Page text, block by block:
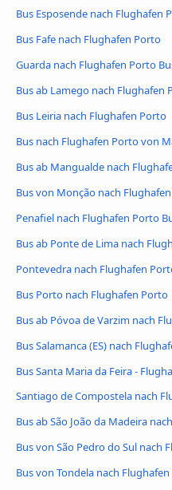
Bus Esposende nach Flughafen
Bus Fafe nach Flughafen Porto
Guarda nach Flughafen Porto
Bus ab Lamego nach Flughafen
Bus Leiria nach Flughafen Porto
Bus nach Flughafen Porto von
Bus ab Mangualde nach
Bus von Monção nach
Penafiel nach Flughafen Porto
Bus ab Ponte de Lima nach
Pontevedra nach Flughafen
Bus Porto nach Flughafen Porto
Bus ab Póvoa de Varzim nach
Bus Salamanca (ES) nach
Bus Santa Maria da Feira -
Santiago de Compostela nach
Bus ab São João da Madeira
Bus von São Pedro do Sul nach
Bus von Tondela nach